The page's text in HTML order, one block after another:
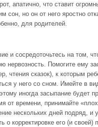
апатично, что ставит
сон, но он от него яростно
для родителей.
и сосредоточьтесь на том,
нервозность. Помогите ему
чтения сказок), к которым
у него со сном. Имейте в
иногда засыпание будет
от времени, принимайте
нескольких дней подряд, и
о корректировке его (и своей)